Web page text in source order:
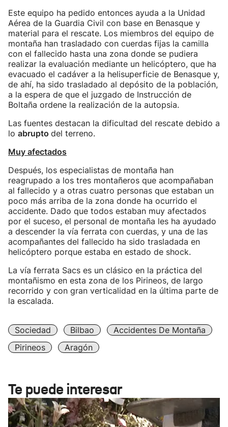
Este equipo ha pedido entonces ayuda a la Unidad
Aérea de la Guardia Civil con base en Benasque y
material para el rescate. Los miembros del equipo de
montaña han trasladado con cuerdas fijas la camilla
con el fallecido hasta una zona donde se pudiera
realizar la evaluación mediante un helicóptero, que ha
evacuado el cadáver a la helisuperficie de Benasque y,
de ahí, ha sido trasladado al depósito de la población,
a la espera de que el juzgado de Instrucción de
Boltaña ordene la realización de la autopsia.
Las fuentes destacan la dificultad del rescate debido a
lo abrupto del terreno.
Muy afectados
Después, los especialistas de montaña han
reagrupado a los tres montañeros que acompañaban
al fallecido y a otras cuatro personas que estaban un
poco más arriba de la zona donde ha ocurrido el
accidente. Dado que todos estaban muy afectados
por el suceso, el personal de montaña les ha ayudado
a descender la vía ferrata con cuerdas, y una de las
acompañantes del fallecido ha sido trasladada en
helicóptero porque estaba en estado de shock.
La vía ferrata Sacs es un clásico en la práctica del
montañismo en esta zona de los Pirineos, de largo
recorrido y con gran verticalidad en la última parte de
la escalada.
Sociedad Bilbao
Accidentes De Montaña
Pirineos
Aragón
Te puede interesar